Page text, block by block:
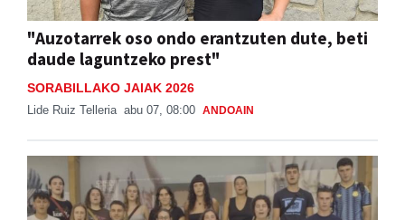
"Auzotarrek oso ondo erantzuten dute, beti
daude laguntzeko prest"
SORABILLAKO JAIAK 2026
Lide Ruiz Telleria abu 07, 08:00 ANDOAIN